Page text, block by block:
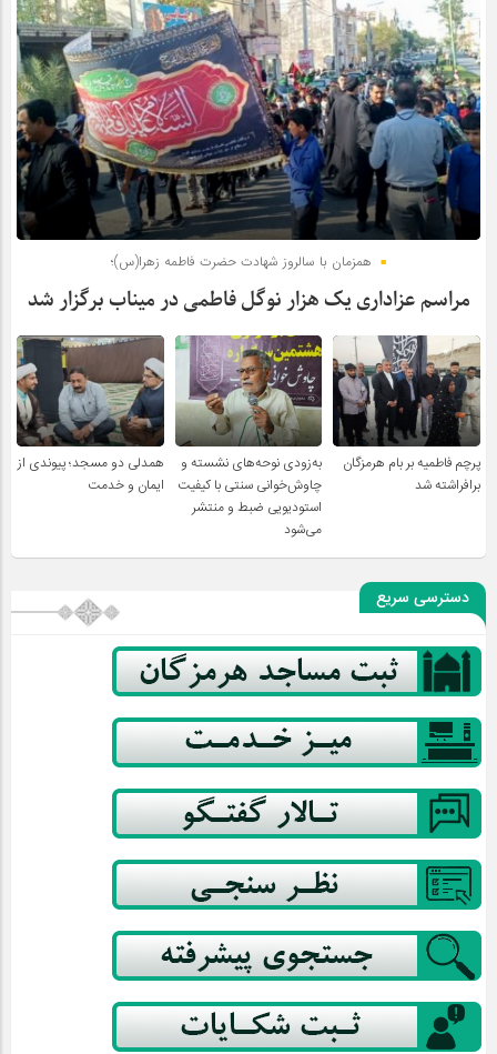
همزمان با سالروز شهادت حضرت فاطمه زهرا(س)؛
مراسم عزاداری یک هزار نوگل فاطمی در میناب برگزار شد
پرچم فاطمیه بر بام هرمزگان
برافراشته شد
به‌زودی نوحه‌های نشسته و
چاوش‌خوانی سنتی با کیفیت
استودیویی ضبط و منتشر
می‌شود
همدلی دو مسجد؛ پیوندی از
ایمان و خدمت
دسترسی سریع